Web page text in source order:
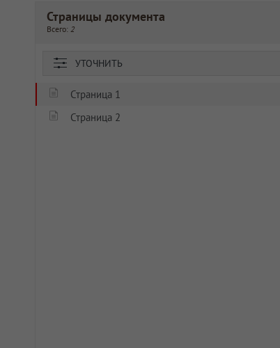
Страницы документа
Всего: 2
УТОЧНИТЬ
Страница 1
Страница 2